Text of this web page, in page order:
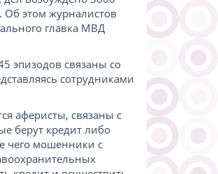
этом журналистов
главка МВД
эпизодов связаны со
сотрудниками
аферисты, связаны с
берут кредит либо
чего мошенники с